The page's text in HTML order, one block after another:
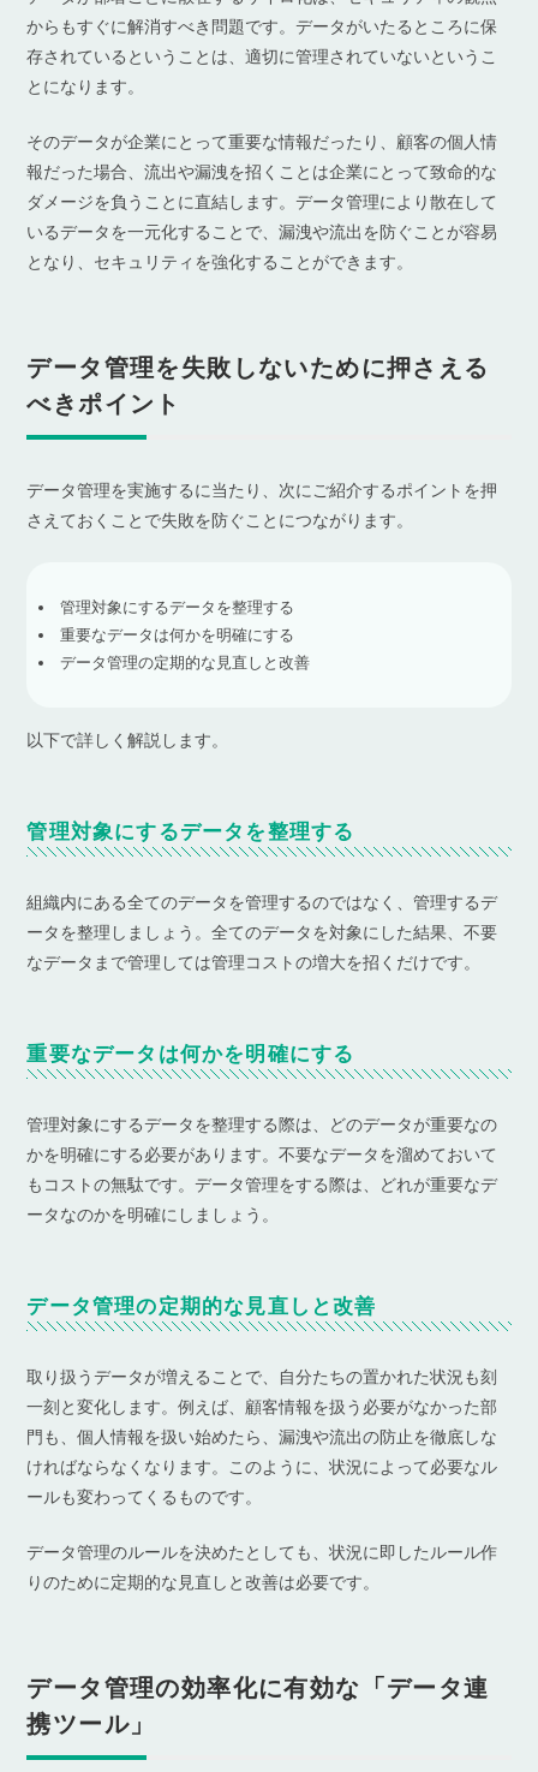
からもすぐに解消すべき問題です。データがいたるところに保
存されているということは、適切に管理されていないというこ
とになります。
そのデータが企業にとって重要な情報だったり、顧客の個人情
報だった場合、流出や漏洩を招くことは企業にとって致命的な
ダメージを負うことに直結します。データ管理により散在して
いるデータを一元化することで、漏洩や流出を防ぐことが容易
となり、セキュリティを強化することができます。
データ管理を失敗しないために押さえる
べきポイント
データ管理を実施するに当たり、次にご紹介するポイントを押
さえておくことで失敗を防ぐことにつながります。
管理対象にするデータを整理する
重要なデータは何かを明確にする
データ管理の定期的な見直しと改善
以下で詳しく解説します。
管理対象にするデータを整理する
組織内にある全てのデータを管理するのではなく、管理するデ
ータを整理しましょう。全てのデータを対象にした結果、不要
なデータまで管理しては管理コストの増大を招くだけです。
重要なデータは何かを明確にする
管理対象にするデータを整理する際は、どのデータが重要なの
かを明確にする必要があります。不要なデータを溜めておいて
もコストの無駄です。データ管理をする際は、どれが重要なデ
ータなのかを明確にしましょう。
データ管理の定期的な見直しと改善
取り扱うデータが増えることで、自分たちの置かれた状況も刻
一刻と変化します。例えば、顧客情報を扱う必要がなかった部
門も、個人情報を扱い始めたら、漏洩や流出の防止を徹底しな
ければならなくなります。このように、状況によって必要なル
ールも変わってくるものです。
データ管理のルールを決めたとしても、状況に即したルール作
りのために定期的な見直しと改善は必要です。
データ管理の効率化に有効な「データ連
携ツール」